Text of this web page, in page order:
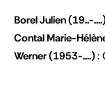
Borel Julien(19..-
Contal Marie-
Werner(1953-....)